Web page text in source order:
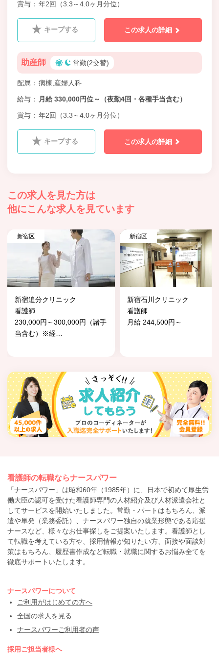
賞与 年2回（3.3～4.0ヶ月分位）
キープする この求人の詳細
助産師 常勤(2交替)
配属 病棟,産婦人科
給与 月給 330,000円位～（夜勤4回・各種手当含む）
賞与 年2回（3.3～4.0ヶ月分位）
キープする この求人の詳細
この求人を見た方は
他にこんな求人を見ています
新宿区
新宿追分クリニック
看護師
230,000円～300,000円（諸手
当含む）※経
新宿区
新宿石川クリニック
看護師
月給 244,500円～
看護師の転職ならナースパワー
「ナースパワー」は昭和60年（1985年）に、日本で初めて厚生労
働大臣の認可を受けた看護師専門の人材紹介及び人材派遣会社と
してサービスを開始いたしました。常勤・パートはもちろん、派
遣や単発（業務委託）、ナースパワー独自の就業形態である応援
ナースなど、様々なお仕事探しをご提案いたします。看護師とし
て転職を考えている方や、採用情報が知りたい方、面接や面談対
策はもちろん、履歴書作成など転職・就職に関するお悩み全てを
徹底サポートいたします。
ナースパワーについて
ご利用がはじめての方へ
全国の求人を見る
ナースパワーご利用者の声
採用ご担当者様へ